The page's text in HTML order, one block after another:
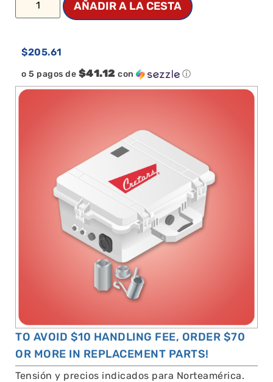
TO AVOID $10 HANDLING FEE, ORDER $70
OR MORE IN REPLACEMENT PARTS!
Tensión y precios indicados para Norteamérica.
AÑADIR A LA CESTA
$205.61
o 5 pagos de $41.12 con ⓘ